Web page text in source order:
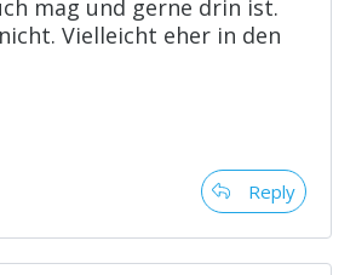
mag und gerne drin ist.
Vielleicht eher in den
Reply